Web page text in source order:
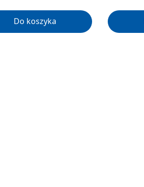
Do koszyka